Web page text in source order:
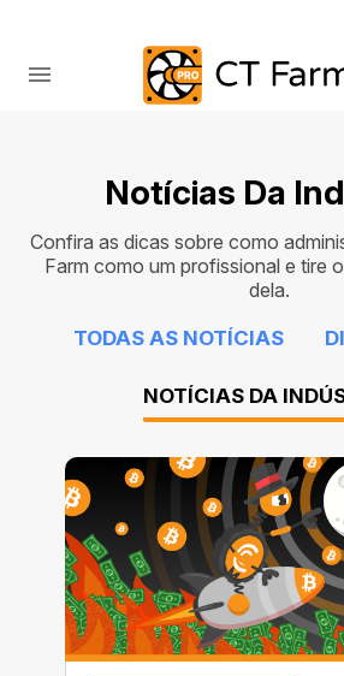
Notícias Da
Confira as dicas sobre como
Farm como um profissional e tire
dela.
TODAS AS NOTÍCIAS
NOTÍCIAS DA